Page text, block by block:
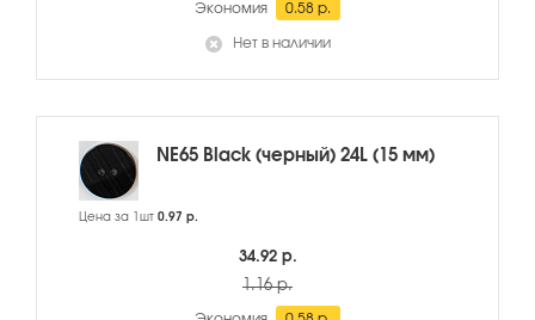
Экономия 0.58 р.
Нет в наличии
NE65 Black (черный) 24L (15 мм)
Цена за 1шт 0.97 р.
34.92 р.
1.16 р.